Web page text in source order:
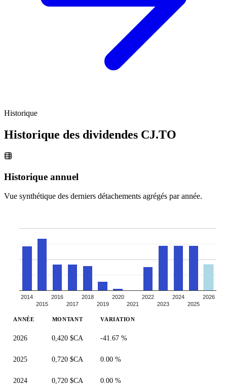
Historique
Historique des dividendes CJ.TO
Historique annuel
Vue synthétique des derniers détachements agrégés par année.
2014
2015
2016
2017
2018
2019
2020
2021
2022
2023
2024
2025
2026
ANNÉE MONTANT VARIATION
2026 0,420 $CA -41.67 %
2025 0,720 $CA 0.00 %
2024 0,720 $CA 0.00 %